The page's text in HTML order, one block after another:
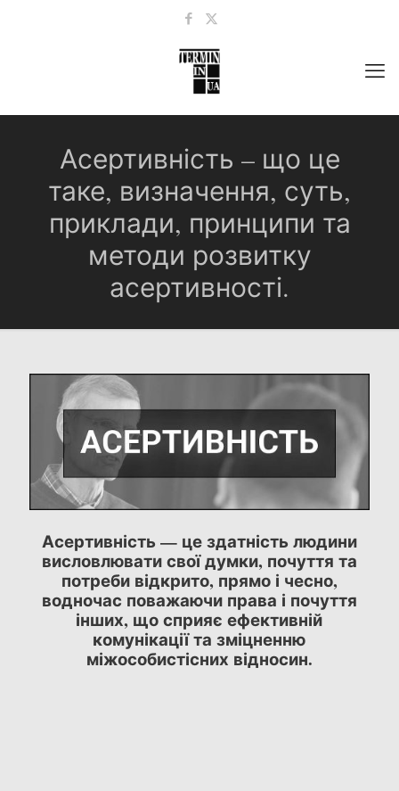
Асертивність – що це
таке, визначення, суть,
приклади, принципи та
методи розвитку
асертивності.
Асертивність — це здатність людини
висловлювати свої думки, почуття та
потреби відкрито, прямо і чесно,
водночас поважаючи права і почуття
інших, що сприяє ефективній
комунікації та зміцненню
міжособистісних відносин.